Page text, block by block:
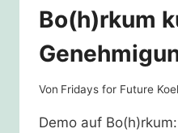
Bo(h)rkum
Von Fridays for Future
Demo auf